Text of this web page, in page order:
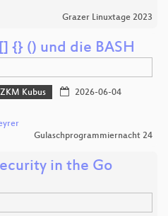
Grazer Linuxtage 2023
{} () und die BASH
ZKM Kubus
2026-06-04
Gulaschprogrammiernacht 24
in the Go